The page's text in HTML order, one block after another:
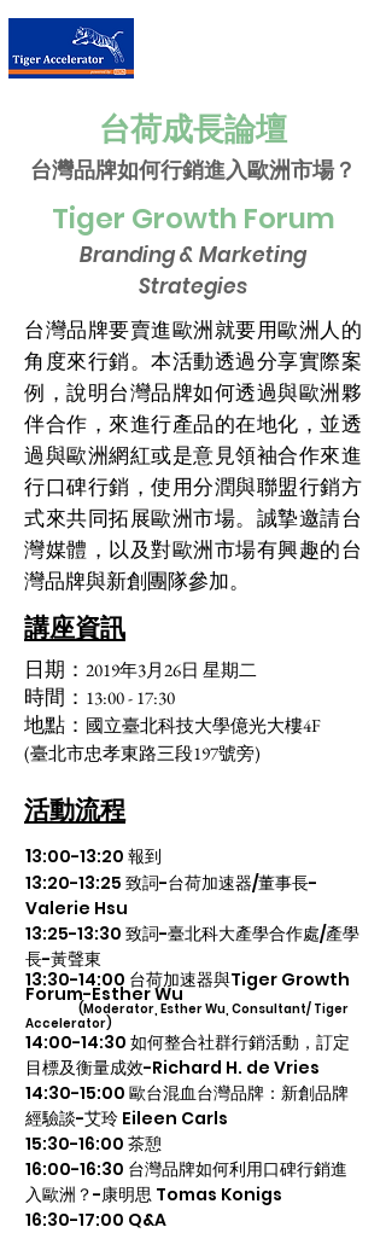
台荷成長論壇
台灣品牌如何行銷進入歐洲市場？
Tiger Growth Forum
Branding & Marketing
Strategies
台灣品牌要賣進歐洲就要用歐洲人的
角度來行銷。本活動透過分享實際案
例，說明台灣品牌如何透過與歐洲夥
伴合作，來進行產品的在地化，並透
過與歐洲網紅或是意見領袖合作來進
行口碑行銷，使用分潤與聯盟行銷方
式來共同拓展歐洲市場。誠摯邀請台
灣媒體，以及對歐洲市場有興趣的台
灣品牌與新創團隊參加。
​講座資訊
日期： 2019年3月26日 星期二
時間： 13:00 - 17:30
地點： 國立臺北科技大學億光大樓4F
(臺北市忠孝東路三段197號旁)
​活動流程
13:00-13:20 報到
13:20-13:25 致詞-台荷加速器/董事長-
Valerie Hsu
13:25-13:30 致詞-臺北科大產學合作處/產學
長-黃聲東
13:30-14:00 台荷加速器與Tiger Growth
Forum-Esther Wu
(Moderator, Esther Wu, Consultant/ Tiger
Accelerator)
14:00-14:30 如何整合社群行銷活動，訂定
目標及衡量成效-Richard H. de Vries
14:30-15:00 歐台混血台灣品牌：新創品牌
經驗談-艾玲 Eileen Carls
15:30-16:00 茶憩
16:00-16:30 台灣品牌如何利用口碑行銷進
入歐洲？-康明思 Tomas Konigs
16:30-17:00 Q&A